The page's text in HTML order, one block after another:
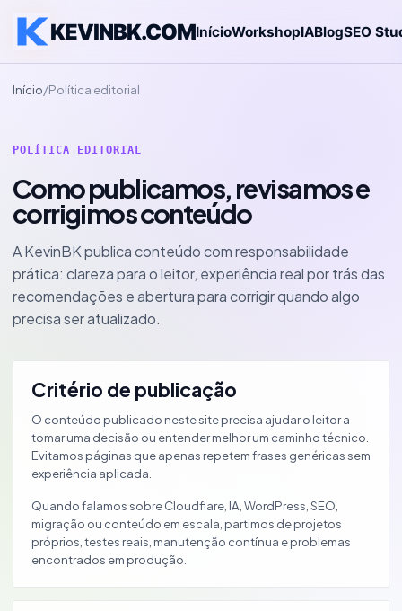
KEVINBK.COMInícioWorkshopIABlogSEO
Início/Política editorial
POLÍTICA EDITORIAL
Como publicamos, revisamos e
corrigimos conteúdo
A KevinBK publica conteúdo com responsabilidade
prática: clareza para o leitor, experiência real por trás das
recomendações e abertura para corrigir quando algo
precisa ser atualizado.
Critério de publicação
O conteúdo publicado neste site precisa ajudar o leitor a
tomar uma decisão ou entender melhor um caminho técnico.
Evitamos páginas que apenas repetem frases genéricas sem
experiência aplicada.
Quando falamos sobre Cloudflare, IA, WordPress, SEO,
migração ou conteúdo em escala, partimos de projetos
próprios, testes reais, manutenção contínua e problemas
encontrados em produção.